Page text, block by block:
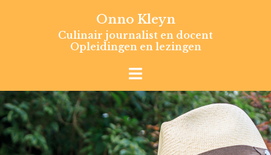
Onno Kleyn
Culinair journalist en docent
Opleidingen en lezingen